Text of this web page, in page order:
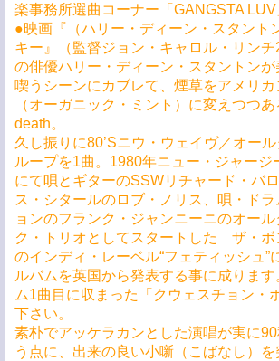
楽事務所選曲コーナー「GANGSTA LUV
●映画『（ハリー・ディーン・スタント
キー』（監督ジョン・キャロル・リン
の俳優ハリー・ディーン・スタントン
喫うシーンにカブレて、煙草をアメリカ
（オーガニック・ミント）に変えつつ
death。
久し振りに80’Sニウ・ウェイヴ／オー
ループを1曲。1980年ニュー・ジャージ
にて唄とギターのSSWリチャード・バ
ス・シタールのロブ・ノリス、唄・ド
ョンのフランク・ジャンニーニのオー
ク・トリオとしてスタートした ザ・ボ
のインディ・レーベル“フェティッシュ”
ルバムを英国から発表する事に成りま
ム1曲目に収まった「クウェスチョン・
下さい。
素朴でアッケラカンとした演唱が実に
う点に、出来の良い小噺（こばなし）